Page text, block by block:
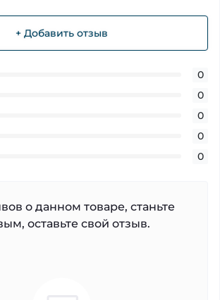
+ Добавить отзыв
0
0
0
0
0
о данном товаре, станьте
оставьте свой отзыв.